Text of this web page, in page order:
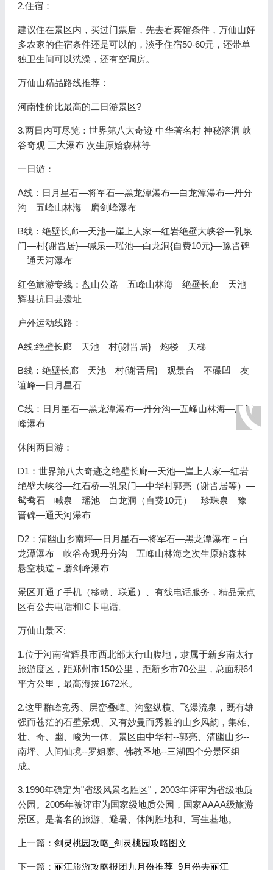
2.住宿：
建议住在景区内，买过门票后，先去看宾馆条件，万仙山好
多农家的住宿条件还是可以的，淡季住宿50-60元，还带单
独卫生间可以洗澡，还有空调房。
万仙山精品路线推荐：
河南性价比最高的二日游景区?
3.两日内可尽览：世界第八大奇迹 中华著名村 神秘溶洞 峡
谷奇观 三大瀑布 次生原始森林等
一日游：
A线：日月星石—将军石—黑龙潭瀑布—白龙潭瀑布—丹分
沟—五峰山林海—磨剑峰瀑布
B线：绝壁长廊—天池—崖上人家—红岩绝壁大峡谷—乳泉
门—村{谢晋居}—喊泉—瑶池—白龙洞{自费10元}—豫晋碑
—通天河瀑布
红色旅游专线：盘山公路—五峰山林海—绝壁长廊—天池—
辉县抗日县遗址
户外运动线路：
A线:绝壁长廊—天池—村{谢晋居}—炮楼—天梯
B线：绝壁长廊—天池—村{谢晋居}—观景台—不碟凹—友
谊峰—日月星石
C线：日月星石—黑龙潭瀑布—丹分沟—五峰山林海—磨剑
峰瀑布
休闲两日游：
D1：世界第八大奇迹之绝壁长廊—天池—崖上人家—红岩
绝壁大峡谷—红石桥—乳泉门—中华村郭亮（谢晋居等）—
鸳鸯石—喊泉—瑶池—白龙洞（自费10元）—珍珠泉—豫
晋碑—通天河瀑布
D2：清幽山乡南坪—日月星石—将军石—黑龙潭瀑布－白
龙潭瀑布—峡谷奇观丹分沟—五峰山林海之次生原始森林—
悬空栈道－磨剑峰瀑布
景区开通了手机（移动、联通）、有线电话服务，精品景点
区有公共电话和IC卡电话。
万仙山景区:
1.位于河南省辉县市西北部太行山腹地，隶属于新乡南太行
旅游度区，距郑州市150公里，距新乡市70公里，总面积64
平方公里，最高海拔1672米。
2.这里群峰竞秀、层峦叠嶂、沟壑纵横、飞瀑流泉，既有雄
强而苍茫的石壁景观、又有妙曼而秀雅的山乡风韵，集雄、
壮、奇、幽、峻为一体。景区由中华村--郭亮、清幽山乡--
南坪、人间仙境--罗姐寨、佛教圣地--三湖四个分景区组
成。
3.1990年确定为"省级风景名胜区"，2003年评审为省级地质
公园。2005年被评审为国家级地质公园，国家AAAA级旅游
景区。是著名的旅游、避暑、休闲胜地和、写生基地。
上一篇： 剑灵桃园攻略_剑灵桃园攻略图文
下一篇： 丽江旅游攻略报团九月份推荐_9月份去丽江